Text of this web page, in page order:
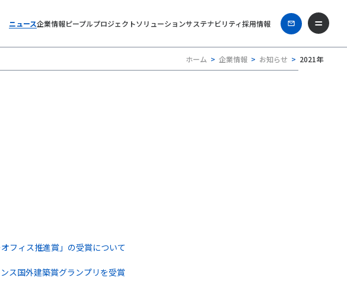
ニュース企業情報ピープルプロジェクトソリューションサステナビリティ採用情報
ホーム 企業情報 お知らせ 2021年
フィス推進賞」の受賞について
ス国外建築賞グランプリを受賞